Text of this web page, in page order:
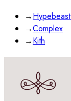
→
→Complex
→Kith